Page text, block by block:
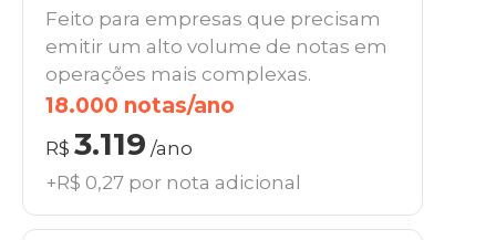
Feito para empresas que precisam
emitir um alto volume de notas em
operações mais complexas.
18.000 notas/ano
R$ 3.119 /ano
+R$ 0,27 por nota adicional